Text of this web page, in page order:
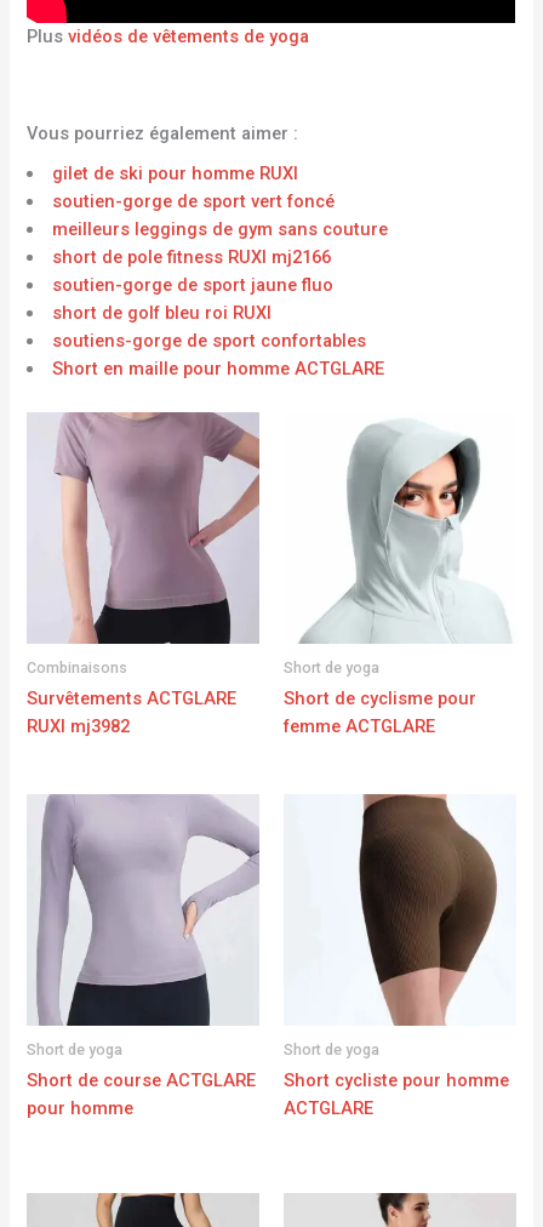
Plusvidéos de vêtements de yoga
Vous pourriez également aimer :
gilet de ski pour homme RUXI
soutien-gorge de sport vert foncé
meilleurs leggings de gym sans couture
short de pole fitness RUXI mj2166
soutien-gorge de sport jaune fluo
short de golf bleu roi RUXI
soutiens-gorge de sport confortables
Short en maille pour homme ACTGLARE
Combinaisons
Survêtements ACTGLARE
RUXI mj3982
Short de yoga
Short de cyclisme pour
femme ACTGLARE
Short de yoga
Short de course ACTGLARE
pour homme
Short de yoga
Short cycliste pour homme
ACTGLARE